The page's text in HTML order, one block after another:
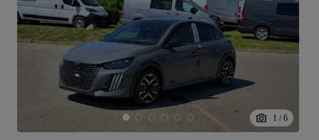
1 / 6